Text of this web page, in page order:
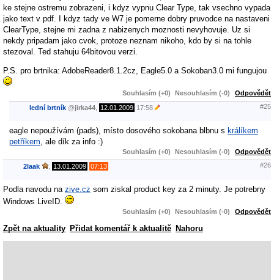
ke stejne ostremu zobrazeni, i kdyz vypnu Clear Type, tak vsechno vypada
jako text v pdf. I kdyz tady ve W7 je pomerne dobry pruvodce na nastaveni
ClearType, stejne mi zadna z nabizenych moznosti nevyhovuje. Uz si
nekdy pripadam jako cvok, protoze neznam nikoho, kdo by si na tohle
stezoval. Ted stahuju 64bitovou verzi.
P.S. pro brtnika: AdobeReader8.1.2cz, Eagle5.0 a Sokoban3.0 mi fungujou
Souhlasím (+0) Nesouhlasím (-0) Odpovědět
lední brtník @jirka44 12.01.2009 17:58 #25
eagle nepoužívám (pads), místo dosového sokobana blbnu s králíkem
petříkem , ale dík za info :)
Souhlasím (+0) Nesouhlasím (-0) Odpovědět
2laak 13.01.2009 07:13 #26
Podla navodu na zive.cz som ziskal product key za 2 minuty. Je potrebny
Windows LiveID.
Souhlasím (+0) Nesouhlasím (-0) Odpovědět
Zpět na aktuality Přidat komentář k aktualitě Nahoru